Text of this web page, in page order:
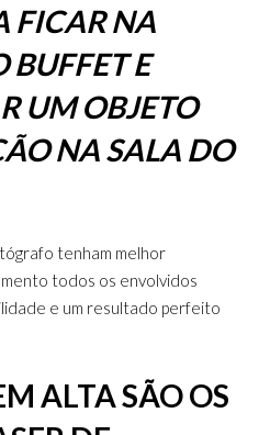
FICAR NA
BUFFET E
UM OBJETO
NA SALA DO
tenham melhor
todos os envolvidos
e um resultado perfeito
ALTA SÃO OS